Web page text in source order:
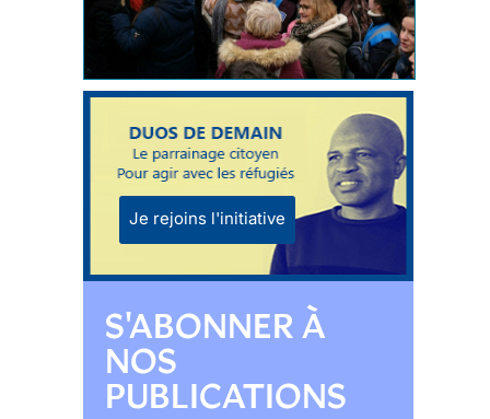
Je rejoins l'initiative
S'ABONNER À
NOS
PUBLICATIONS